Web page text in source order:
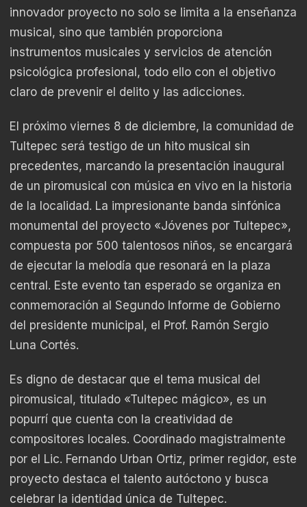
innovador proyecto no solo se limita a la enseñanza
musical, sino que también proporciona
instrumentos musicales y servicios de atención
psicológica profesional, todo ello con el objetivo
claro de prevenir el delito y las adicciones.
El próximo viernes 8 de diciembre, la comunidad de
Tultepec será testigo de un hito musical sin
precedentes, marcando la presentación inaugural
de un piromusical con música en vivo en la historia
de la localidad. La impresionante banda sinfónica
monumental del proyecto «Jóvenes por Tultepec»,
compuesta por 500 talentosos niños, se encargará
de ejecutar la melodía que resonará en la plaza
central. Este evento tan esperado se organiza en
conmemoración al Segundo Informe de Gobierno
del presidente municipal, el Prof. Ramón Sergio
Luna Cortés.
Es digno de destacar que el tema musical del
piromusical, titulado «Tultepec mágico», es un
popurrí que cuenta con la creatividad de
compositores locales. Coordinado magistralmente
por el Lic. Fernando Urban Ortiz, primer regidor, este
proyecto destaca el talento autóctono y busca
celebrar la identidad única de Tultepec.